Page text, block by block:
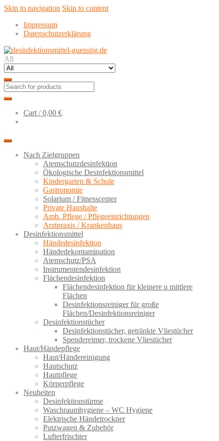
Skip to navigation Skip to content
Impressum
Datenschutzerklärung
All
Cart /0,00 €
Nach Zielgruppen
Atemschutzdesinfektion
Ökologische Desinfektionsmittel
Kindergarten & Schule
Gastronomie
Solarium / Fitnesscenter
Private Haushalte
Amb. Pflege / Pflegeeinrichtungen
Arztpraxis / Krankenhaus
Desinfektionsmittel
Händedesinfektion
Händedekontamination
Atemschutz/PSA
Instrumentendesinfektion
Flächendesinfektion
Flächendesinfektion für kleinere u mittlere
Flächen
Desinfektionsreiniger für große
Flächen/Desinfektionsreiniger
Desinfektionstücher
Desinfektionstücher, getränkte Vliestücher
Spendereimer, trockene Vliestücher
Haut/Händepflege
Haut/Händereinigung
Hautschutz
Hautpflege
Körperpflege
Neuheiten
Desinfektionstürme
Waschraumhygiene – WC Hygiene
Elektrische Händetrockner
Putzwagen & Zubehör
Lufterfrischter